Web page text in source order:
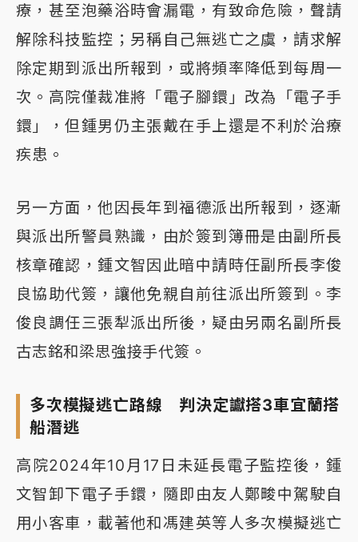
療，甚至泡藥浴時會漏電，有致命危險，聲請
解除科技監控；另稱自己無逃亡之虞，請求解
除定期到派出所報到，或將頻率降低到每周一
次。高院僅裁准將「電子腳鐶」改為「電子手
鐶」，但鍾男仍主張戴在手上還是不利於治療
疾患。
另一方面，他因長年到福德派出所報到，逐漸
與派出所警員熟識，由於簽到簿冊是由副所長
核章確認，鍾文智因此暗中請時任副所長李俊
良協助代簽，讓他免親自前往派出所簽到。李
俊良調任三張犁派出所後，疑由另兩名副所長
古志銘和梁思強接手代簽。
多次模擬逃亡路線 判決定讞搭3車宜蘭搭
船潛逃
高院2024年10月17日未延長電子監控後，鍾
文智卸下電子手鐶，隨即由友人鄭畯中駕駛自
用小客車，載著他和馮建英等人多次模擬逃亡